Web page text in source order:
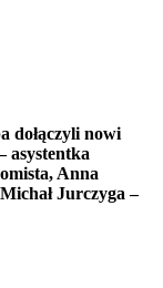
dołączyli nowi
asystentka
Anna
Jurczyga –